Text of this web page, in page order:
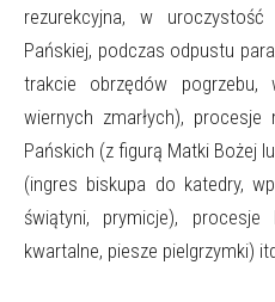
rezurekcyjna, w
Pańskiej, podczas odpustu
trakcie obrzędów pogrzebu,
wiernych zmarłych),
Pańskich (z figurą Matki Bożej
(ingres biskupa do katedry,
świątyni, prymicje),
kwartalne, piesze pielgrzymki)